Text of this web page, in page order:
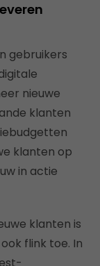
gebruikers
nieuwe
klanten
klanten op
in actie
klanten is
flink toe. In